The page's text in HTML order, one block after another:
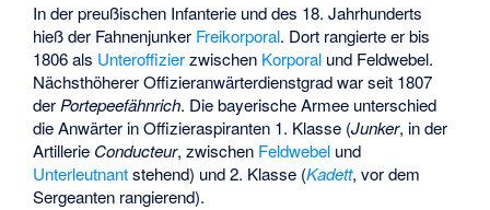
In der preußischen Infanterie und des 18. Jahrhunderts
hieß der Fahnenjunker Freikorporal. Dort rangierte er bis
1806 als Unteroffizierzwischen Korporal und Feldwebel.
Nächsthöherer Offizieranwärterdienstgrad war seit 1807
derPortepeefähnrich. Die bayerische Armee unterschied
die Anwärter in Offizieraspiranten 1. Klasse (Junker, in der
Artillerie Conducteur, zwischen Feldwebel und
Unterleutnantstehend) und 2. Klasse (Kadett, vor dem
Sergeanten rangierend).